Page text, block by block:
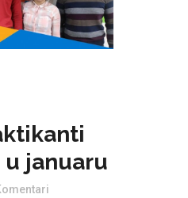
u januaru